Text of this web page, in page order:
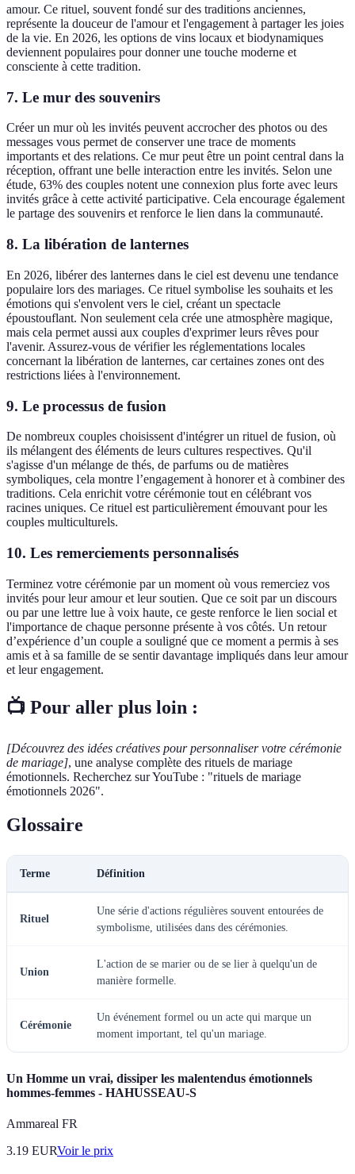
amour. Ce rituel, souvent fondé sur des traditions anciennes,
représente la douceur de l'amour et l'engagement à partager les joies
de la vie. En 2026, les options de vins locaux et biodynamiques
deviennent populaires pour donner une touche moderne et
consciente à cette tradition.
7. Le mur des souvenirs
Créer un mur où les invités peuvent accrocher des photos ou des
messages vous permet de conserver une trace de moments
importants et des relations. Ce mur peut être un point central dans la
réception, offrant une belle interaction entre les invités. Selon une
étude, 63% des couples notent une connexion plus forte avec leurs
invités grâce à cette activité participative. Cela encourage également
le partage des souvenirs et renforce le lien dans la communauté.
8. La libération de lanternes
En 2026, libérer des lanternes dans le ciel est devenu une tendance
populaire lors des mariages. Ce rituel symbolise les souhaits et les
émotions qui s'envolent vers le ciel, créant un spectacle
époustouflant. Non seulement cela crée une atmosphère magique,
mais cela permet aussi aux couples d'exprimer leurs rêves pour
l'avenir. Assurez-vous de vérifier les réglementations locales
concernant la libération de lanternes, car certaines zones ont des
restrictions liées à l'environnement.
9. Le processus de fusion
De nombreux couples choisissent d'intégrer un rituel de fusion, où
ils mélangent des éléments de leurs cultures respectives. Qu'il
s'agisse d'un mélange de thés, de parfums ou de matières
symboliques, cela montre l’engagement à honorer et à combiner des
traditions. Cela enrichit votre cérémonie tout en célébrant vos
racines uniques. Ce rituel est particulièrement émouvant pour les
couples multiculturels.
10. Les remerciements personnalisés
Terminez votre cérémonie par un moment où vous remerciez vos
invités pour leur amour et leur soutien. Que ce soit par un discours
ou par une lettre lue à voix haute, ce geste renforce le lien social et
l'importance de chaque personne présente à vos côtés. Un retour
d’expérience d’un couple a souligné que ce moment a permis à ses
amis et à sa famille de se sentir davantage impliqués dans leur amour
et leur engagement.
📺 Pour aller plus loin :
[Découvrez des idées créatives pour personnaliser votre cérémonie
de mariage], une analyse complète des rituels de mariage
émotionnels. Recherchez sur YouTube : "rituels de mariage
émotionnels 2026".
Glossaire
Terme Définition
Rituel
Une série d'actions régulières souvent entourées de
symbolisme, utilisées dans des cérémonies.
Union
L'action de se marier ou de se lier à quelqu'un de
manière formelle.
Cérémonie
Un événement formel ou un acte qui marque un
moment important, tel qu'un mariage.
Un Homme un vrai, dissiper les malentendus émotionnels
hommes-femmes - HAHUSSEAU-S
Ammareal FR
3.19 EURVoir le prix